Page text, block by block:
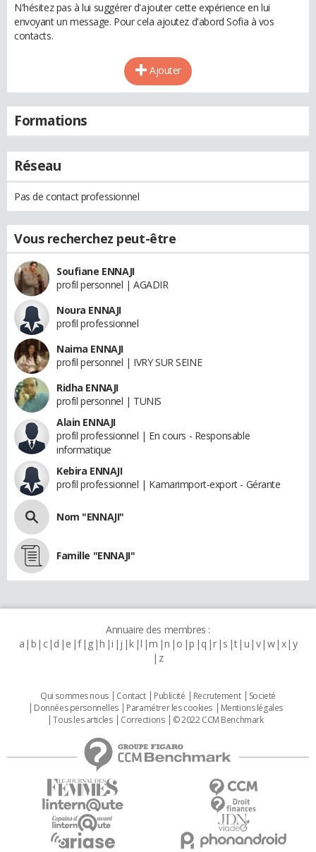
N'hésitez pas à lui suggérer d'ajouter cette expérience en lui
envoyant un message. Pour cela ajoutez d'abord Sofia à vos
contacts.
Ajouter
Formations
Réseau
Pas de contact professionnel
Vous recherchez peut-être
Soufiane ENNAJI
profil personnel | AGADIR
Noura ENNAJI
profil professionnel
Naima ENNAJI
profil personnel | IVRY SUR SEINE
Ridha ENNAJI
profil personnel | TUNIS
Alain ENNAJI
profil professionnel | En cours - Responsable
informatique
Kebira ENNAJI
profil professionnel | Kamarimport-export - Gérante
Nom "ENNAJI"
Famille "ENNAJI"
Annuaire des membres :
a b c d e f g h i j k l m n o p q r s t u v w x y
z
Qui sommes nous Contact Publicité Recrutement
Societé
Données personnelles
Paramétrer les cookies
Mentions légales
Tous les articles
Corrections © 2022 CCM Benchmark